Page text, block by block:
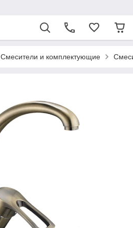
Смесители и комплектующие